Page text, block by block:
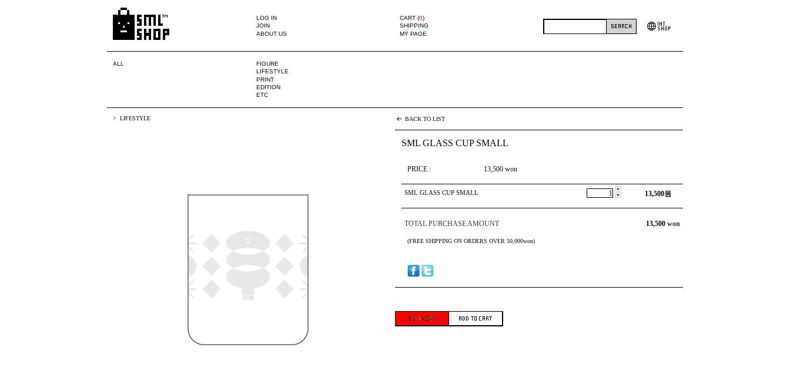
LOG IN
JOIN
ABOUT US
CART (0)
SHIPPING
MY PAGE
ALL
FIGURE
LIFESTYLE
PRINT
EDITION
ETC
LIFESTYLE BACK TO LIST
SML GLASS CUP SMALL
PRICE : 13,500 won
SML GLASS CUP SMALL 13,500원
TOTAL PURCHASE AMOUNT 13,500 won
(FREE SHIPPING ON ORDERS OVER 50,000won)